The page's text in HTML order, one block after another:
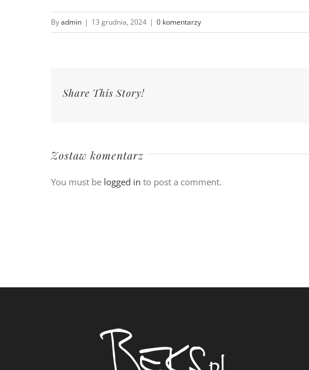
Byadmin | 13 grudnia, 2024 | 0 komentarzy
Share This Story!
Zostaw komentarz
You must be logged in to post a comment.